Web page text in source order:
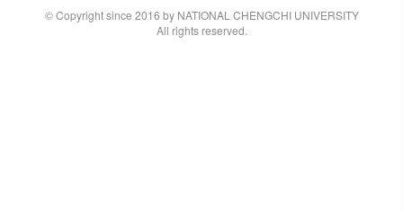
© Copyright since 2016 by NATIONAL CHENGCHI UNIVERSITY
All rights reserved.